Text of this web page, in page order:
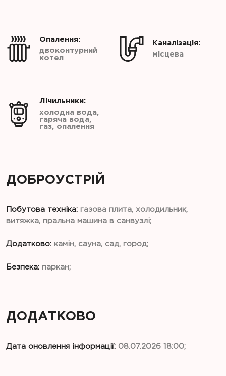
двоконтурний
котел
Опалення:
місцева
Каналізація:
холодна вода,
гаряча вода,
газ, опалення
Лічильники:
ДОБРОУСТРІЙ
Побутова техніка: газова плита, холодильник,
витяжка, пральна машина в санвузлі;
Додатково: камін, сауна, сад, город;
Безпека: паркан;
ДОДАТКОВО
Дата оновлення інформації: 08.07.2026 18:00;